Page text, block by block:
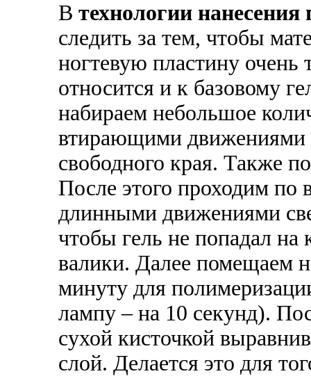
В технологии нанесения
следить за тем, чтобы
ногтевую пластину
относится и к базовому
набираем небольшое
втирающими движениями
свободного края. Также
После этого проходим по
длинными движениями
чтобы гель не попадал на
валики. Далее помещаем
минуту для
лампу – на 10 секунд).
сухой кисточкой
слой. Делается это для